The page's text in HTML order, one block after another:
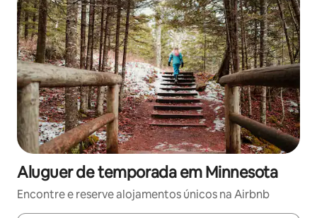
Aluguer de temporada em Minnesota
Encontre e reserve alojamentos únicos na Airbnb